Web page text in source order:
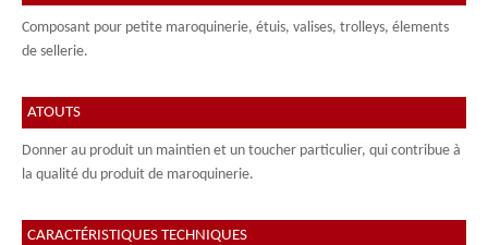
Composant pour petite maroquinerie, étuis, valises, trolleys, élements
de sellerie.
ATOUTS
Donner au produit un maintien et un toucher particulier, qui contribue à
la qualité du produit de maroquinerie.
CARACTÉRISTIQUES TECHNIQUES